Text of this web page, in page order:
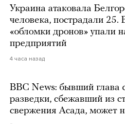
Украина атаковала
человека, пострадали 25.
«обломки дронов» упали
предприятий
4 часа назад
BBC News: бывший глава
разведки, сбежавший из
свержения Асада, может